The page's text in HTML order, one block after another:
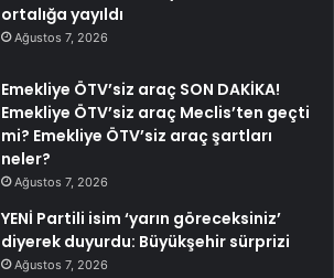
ortalığa yayıldı
Ağustos 7, 2026
Emekliye ÖTV’siz araç SON DAKİKA!
Emekliye ÖTV’siz araç Meclis’ten geçti
mi? Emekliye ÖTV’siz araç şartları
neler?
Ağustos 7, 2026
YENİ Partili isim ‘yarın göreceksiniz’
diyerek duyurdu: Büyükşehir sürprizi
Ağustos 7, 2026